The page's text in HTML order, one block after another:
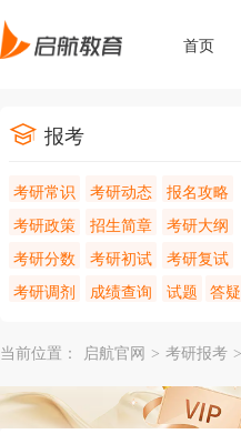
首页
报考
考研常识 考研动态
报名攻略
考研政策
招生简章
考研大纲
考研分数
考研初试
考研复试
考研调剂
成绩查询 试题 答疑
当前位置： 启航官网 > 考研报考 >